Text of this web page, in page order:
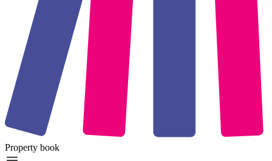
Property book